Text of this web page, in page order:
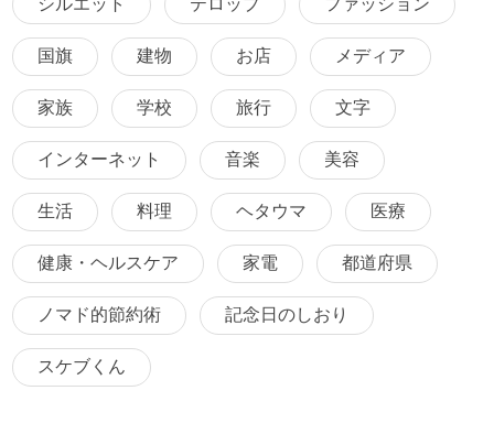
シルエット テロップ ファッション
国旗 建物 お店 メディア
家族 学校 旅行 文字
インターネット 音楽 美容
生活 料理 ヘタウマ 医療
健康・ヘルスケア 家電 都道府県
ノマド的節約術 記念日のしおり
スケブくん